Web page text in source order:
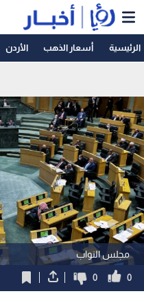
الرئيسية أسعار الذهب الأردن
مجلس النواب
0
0